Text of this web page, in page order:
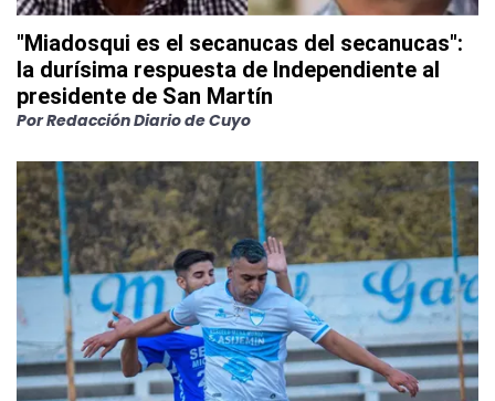
"Miadosqui es el secanucas del secanucas":
la durísima respuesta de Independiente al
presidente de San Martín
PorRedacción Diario de Cuyo